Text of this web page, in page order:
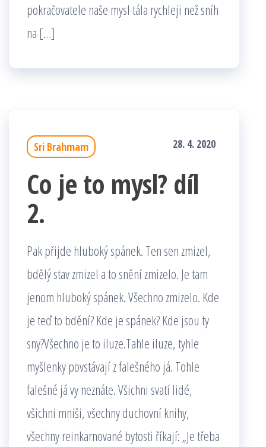
pokračovatele naše mysl tála rychleji než sníh
na […]
Sri Brahmam 28. 4. 2020
Co je to mysl? díl
2.
Pak přijde hluboký spánek. Ten sen zmizel,
bdělý stav zmizel a to snění zmizelo. Je tam
jenom hluboký spánek. Všechno zmizelo. Kde
je teď to bdění? Kde je spánek? Kde jsou ty
sny?Všechno je to iluze.Tahle iluze, tyhle
myšlenky povstávají z falešného já. Tohle
falešné já vy neznáte. Všichni svatí lidé,
všichni mniši, všechny duchovní knihy,
všechny reinkarnované bytosti říkají: „Je třeba